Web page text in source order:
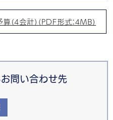
４会計）（PDF形式：4MB）
お問い合わせ先